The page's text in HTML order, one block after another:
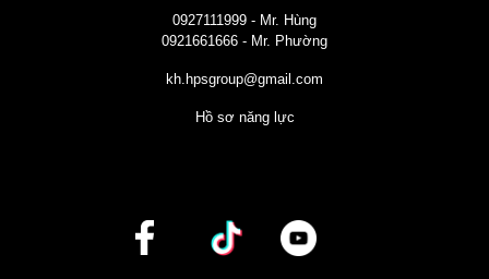
0927111999 - Mr. Hùng
0921661666 - Mr. Phường
kh.hpsgroup@gmail.com
Hồ sơ năng lực